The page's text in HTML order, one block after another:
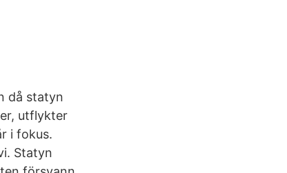
då statyn
utflykter
i fokus.
Statyn